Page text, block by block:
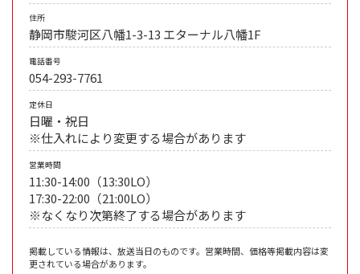
住所
静岡市駿河区八幡1-3-13 エターナル八幡1F
電話番号
054-293-7761
定休日
日曜・祝日
※仕入れにより変更する場合があります
営業時間
11:30-14:00（13:30LO）
17:30-22:00（21:00LO）
※なくなり次第終了する場合があります
掲載している情報は、放送当日のものです。営業時間、価格等掲載内容は変
更されている場合があります。